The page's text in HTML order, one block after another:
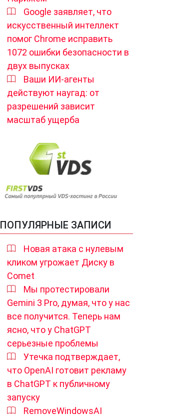
Google заявляет, что
искусственный интеллект
помог Chrome исправить
1072 ошибки безопасности в
двух выпусках
Ваши ИИ-агенты
действуют наугад: от
разрешений зависит
масштаб ущерба
ПОПУЛЯРНЫЕ ЗАПИСИ
Новая атака с нулевым
кликом угрожает Диску в
Comet
Мы протестировали
Gemini 3 Pro, думая, что у нас
все получится. Теперь нам
ясно, что у ChatGPT
серьезные проблемы
Утечка подтверждает,
что OpenAI готовит рекламу
в ChatGPT к публичному
запуску
RemoveWindowsAI